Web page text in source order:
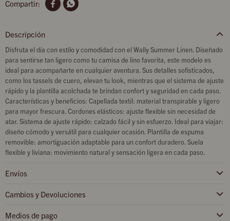
 
Descripción
Disfruta el día con estilo y comodidad con el Wally Summer Linen. Diseñado
para sentirse tan ligero como tu camisa de lino favorita, este modelo es
ideal para acompañarte en cualquier aventura. Sus detalles sofisticados,
como los tassels de cuero, elevan tu look, mientras que el sistema de ajuste
rápido y la plantilla acolchada te brindan confort y seguridad en cada paso.
Características y beneficios: Capellada textil: material transpirable y ligero
para mayor frescura. Cordones elásticos: ajuste flexible sin necesidad de
atar. Sistema de ajuste rápido: calzado fácil y sin esfuerzo. Ideal para viajar:
diseño cómodo y versátil para cualquier ocasión. Plantilla de espuma
removible: amortiguación adaptable para un confort duradero. Suela
flexible y liviana: movimiento natural y sensación ligera en cada paso.
Envíos
Cambios y Devoluciones
Medios de pago